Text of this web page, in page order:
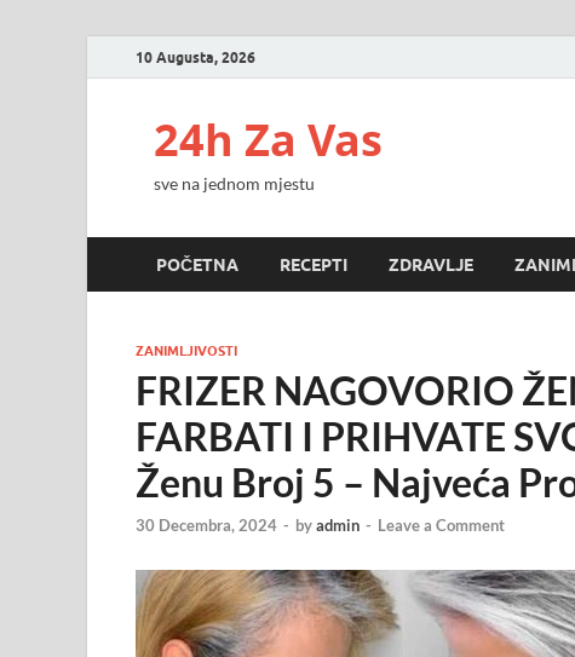
10 Augusta, 2026
24h Za Vas
sve na jednom mjestu
POČETNA RECEPTI ZDRAVLJE
ZANIMLJIVOSTI
FRIZER NAGOVORIO
FARBATI I PRIHVATE
Ženu Broj 5 – Najveća
30 Decembra, 2024 - byadmin - Leave a Comment